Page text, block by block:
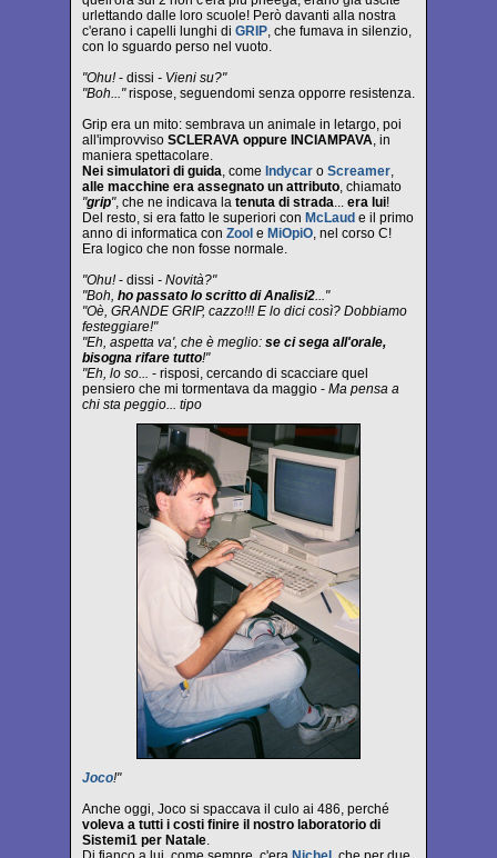
urlettando dalle loro scuole! Però davanti alla nostra
c'erano i capelli lunghi di GRIP, che fumava in silenzio,
con lo sguardo perso nel vuoto.
"Ohu!- dissi - Vieni su?"
"Boh..."rispose, seguendomi senza opporre resistenza.
Grip era un mito: sembrava un animale in letargo, poi
all'improvviso SCLERAVA oppure INCIAMPAVA, in
maniera spettacolare.
Nei simulatori di guida, come Indycar o Screamer,
alle macchine era assegnato un attributo, chiamato
"grip", che ne indicava la tenuta di strada... era lui!
Del resto, si era fatto le superiori con McLaud e il primo
anno di informatica con Zool e MiOpiO, nel corso C!
Era logico che non fosse normale.
"Ohu!- dissi - Novità?"
"Boh, ho passato lo scritto di Analisi2..."
"Oè, GRANDE GRIP, cazzo!!! E lo dici così? Dobbiamo
festeggiare!"
"Eh, aspetta va', che è meglio: se ci sega all'orale,
bisogna rifare tutto!"
"Eh, lo so... - risposi, cercando di scacciare quel
pensiero che mi tormentava da maggio - Ma pensa a
chi sta peggio... tipo
Joco!"
Anche oggi, Joco si spaccava il culo ai 486, perché
voleva a tutti i costi finire il nostro laboratorio di
Sistemi1 per Natale.